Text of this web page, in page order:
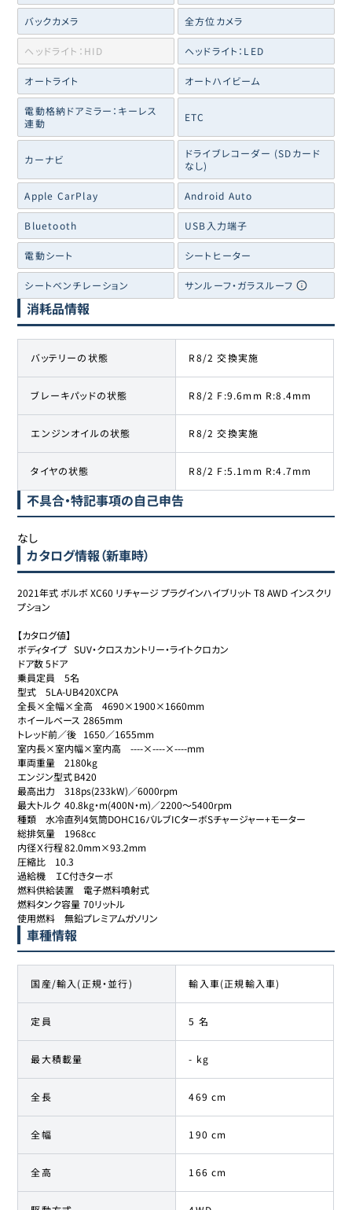
バックカメラ 全方位カメラ
ヘッドライト：HID ヘッドライト：LED
オートライト オートハイビーム
電動格納ドアミラー：キーレス
連動
ETC
カーナビ
ドライブレコーダー (SDカード
なし)
Apple CarPlay Android Auto
Bluetooth USB入力端子
電動シート シートヒーター
シートベンチレーション サンルーフ・ガラスルーフ
消耗品情報
バッテリーの状態 R8/2 交換実施
ブレーキパッドの状態 R8/2 F:9.6mm R:8.4mm
エンジンオイルの状態 R8/2 交換実施
タイヤの状態 R8/2 F:5.1mm R:4.7mm
不具合・特記事項の自己申告
なし
カタログ情報（新車時）
2021年式 ボルボ XC60 リチャージ プラグインハイブリット T8 AWD インスクリ
プション
【カタログ値】
ボディタイプ	SUV・クロスカントリー・ライトクロカン
ドア数	5ドア
乗員定員	5名
型式	5LA-UB420XCPA
全長×全幅×全高	4690×1900×1660mm
ホイールベース	2865mm
トレッド前／後	1650／1655mm
室内長×室内幅×室内高	----×----×----mm
車両重量	2180kg
エンジン型式	B420
最高出力	318ps(233kW)／6000rpm
最大トルク	40.8kg・m(400N・m)／2200～5400rpm
種類	水冷直列4気筒DOHC16バルブICターボSチャージャー+モーター
総排気量	1968cc
内径Ｘ行程	82.0mm×93.2mm
圧縮比	10.3
過給機	ＩＣ付きターボ
燃料供給装置	電子燃料噴射式
燃料タンク容量	70リットル
使用燃料	無鉛プレミアムガソリン
車種情報
国産/輸入(正規・並行) 輸入車(正規輸入車)
定員 5 名
最大積載量 - kg
全長 469 cm
全幅 190 cm
全高 166 cm